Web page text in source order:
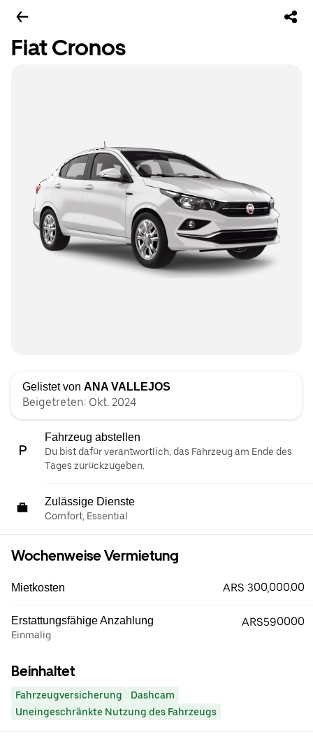
Fiat Cronos
Gelistet von ANA VALLEJOS
Beigetreten: Okt. 2024
Fahrzeug abstellen
Du bist dafür verantwortlich, das Fahrzeug am Ende des
Tages zurückzugeben.
Zulässige Dienste
Comfort, Essential
Wochenweise Vermietung
Mietkosten ARS 300,000.00
Erstattungsfähige Anzahlung
Einmalig
ARS590000
Beinhaltet
Fahrzeugversicherung
Dashcam
Uneingeschränkte Nutzung des Fahrzeugs